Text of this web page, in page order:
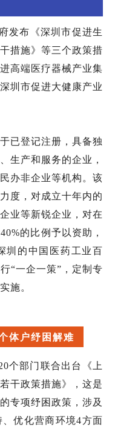
发布《深圳市促进生
措施》等三个政策措
高端医疗器械产业集
圳市促进大健康产业
已登记注册，具备独
生产和服务的企业，
办非企业等机构。该
度，对成立十年内的
业等新锐企业，对在
40%的比例予以资助，
圳的中国医药工业百
“一企一策” ，定制专
施。
体户纾困解难
个部门联合出台《上
干政策措施》，这是
专项纾困政策，涉及
优化营商环境4方面